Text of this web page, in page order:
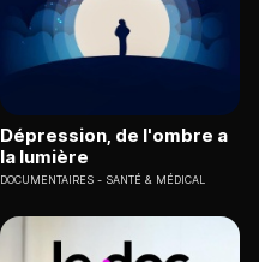
Dépression, de l'ombre a
la lumière
DOCUMENTAIRES SANTÉ & MÉDICAL